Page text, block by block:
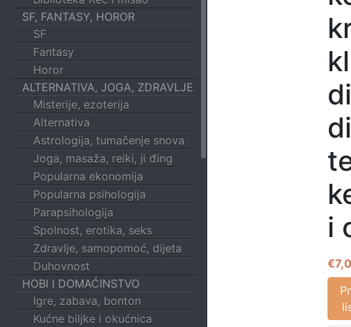
SF, FANTASY, HOROR
SF
Fantasy
Horor
ALTERNATIVA, JOGA, ZDRAVLJE
Misterije, ezoterija
Alternativa
Astrologija, tumačenje snova
Joga, masaža, reiki, ji đing
Popularna ekonomija
Popularna psihologija
Parapsihologija
Spolnost, erotika, seks
Zdravlje, samopomoć, dijeta
Duhovnost
HOBI I DOMAĆINSTVO
Igre, zabava, bonton
Kućne biljke i okućnica
i
€